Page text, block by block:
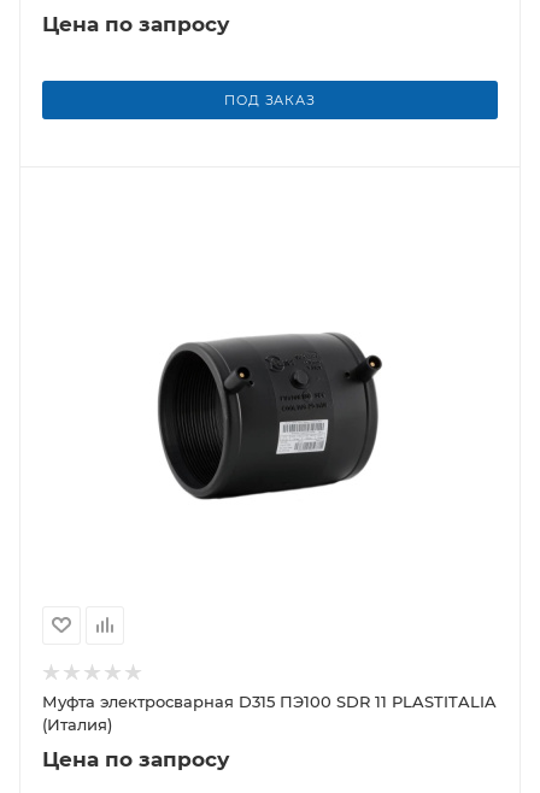
Цена по запросу
ПОД ЗАКАЗ
Муфта электросварная D315 ПЭ100 SDR 11 PLASTITALIA
(Италия)
Цена по запросу